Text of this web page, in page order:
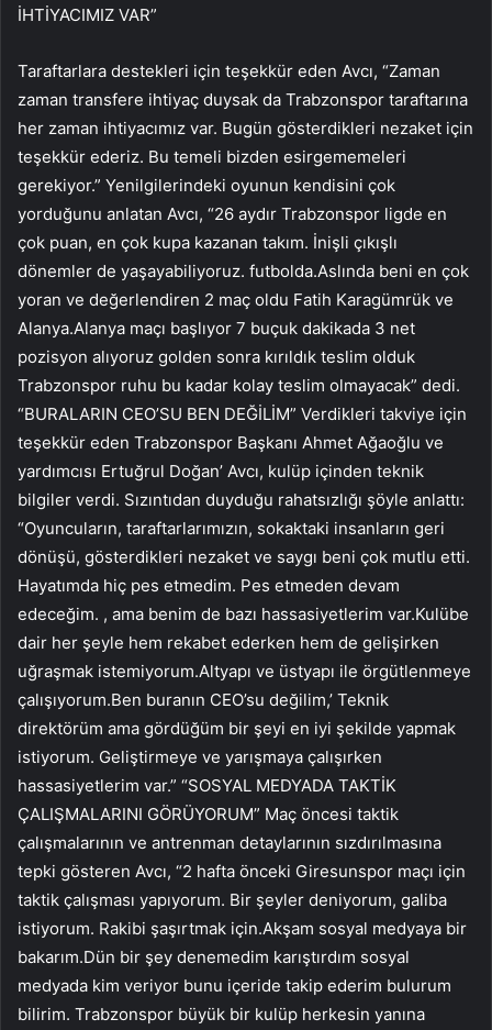
İHTİYACIMIZ VAR”
Taraftarlara destekleri için teşekkür eden Avcı, “Zaman
zaman transfere ihtiyaç duysak da Trabzonspor taraftarına
her zaman ihtiyacımız var. Bugün gösterdikleri nezaket için
teşekkür ederiz. Bu temeli bizden esirgememeleri
gerekiyor.” Yenilgilerindeki oyunun kendisini çok
yorduğunu anlatan Avcı, “26 aydır Trabzonspor ligde en
çok puan, en çok kupa kazanan takım. İnişli çıkışlı
dönemler de yaşayabiliyoruz. futbolda.Aslında beni en çok
yoran ve değerlendiren 2 maç oldu Fatih Karagümrük ve
Alanya.Alanya maçı başlıyor 7 buçuk dakikada 3 net
pozisyon alıyoruz golden sonra kırıldık teslim olduk
Trabzonspor ruhu bu kadar kolay teslim olmayacak” dedi.
“BURALARIN CEO’SU BEN DEĞİLİM” Verdikleri takviye için
teşekkür eden Trabzonspor Başkanı Ahmet Ağaoğlu ve
yardımcısı Ertuğrul Doğan’ Avcı, kulüp içinden teknik
bilgiler verdi. Sızıntıdan duyduğu rahatsızlığı şöyle anlattı:
“Oyuncuların, taraftarlarımızın, sokaktaki insanların geri
dönüşü, gösterdikleri nezaket ve saygı beni çok mutlu etti.
Hayatımda hiç pes etmedim. Pes etmeden devam
edeceğim. , ama benim de bazı hassasiyetlerim var.Kulübe
dair her şeyle hem rekabet ederken hem de gelişirken
uğraşmak istemiyorum.Altyapı ve üstyapı ile örgütlenmeye
çalışıyorum.Ben buranın CEO’su değilim,’ Teknik
direktörüm ama gördüğüm bir şeyi en iyi şekilde yapmak
istiyorum. Geliştirmeye ve yarışmaya çalışırken
hassasiyetlerim var.” “SOSYAL MEDYADA TAKTİK
ÇALIŞMALARINI GÖRÜYORUM” Maç öncesi taktik
çalışmalarının ve antrenman detaylarının sızdırılmasına
tepki gösteren Avcı, “2 hafta önceki Giresunspor maçı için
taktik çalışması yapıyorum. Bir şeyler deniyorum, galiba
istiyorum. Rakibi şaşırtmak için.Akşam sosyal medyaya bir
bakarım.Dün bir şey denemedim karıştırdım sosyal
medyada kim veriyor bunu içeride takip ederim bulurum
bilirim. Trabzonspor büyük bir kulüp herkesin yanına